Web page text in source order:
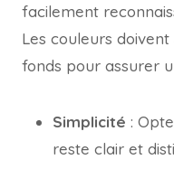
facilement
Les couleurs
fonds pour assurer
Simplicité :
reste clair et